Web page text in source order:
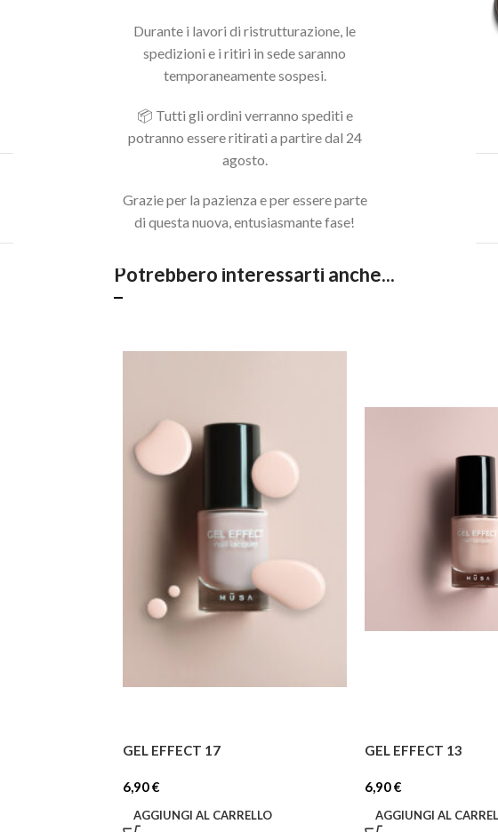
Durante i lavori di ristrutturazione, le
spedizioni e i ritiri in sede saranno
temporaneamente sospesi.
📦 Tutti gli ordini verranno spediti e
potranno essere ritirati a partire dal 24
agosto.
Grazie per la pazienza e per essere parte
di questa nuova, entusiasmante fase!
Acquista il pacchetto e risparmia
Potrebbero interessarti anche...
GEL EFFECT 17
6,90€
AGGIUNGI AL CARRELLO
GEL EFFECT 13
6,90€
AGGIUNGI AL